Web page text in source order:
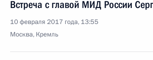
Встреча с главой МИД России
10 февраля 2017 года, 13:55
Москва, Кремль